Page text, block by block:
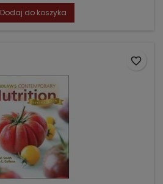
podstawowa
Dodaj do koszyka
favorite_border